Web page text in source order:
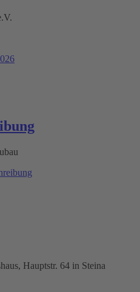
Hauptstr. 64 in Steina